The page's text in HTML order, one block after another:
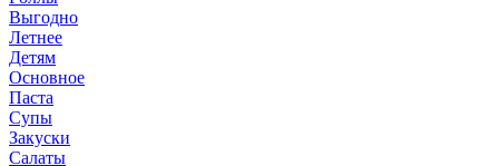
Выгодно
Летнее
Детям
Основное
Паста
Супы
Закуски
Салаты